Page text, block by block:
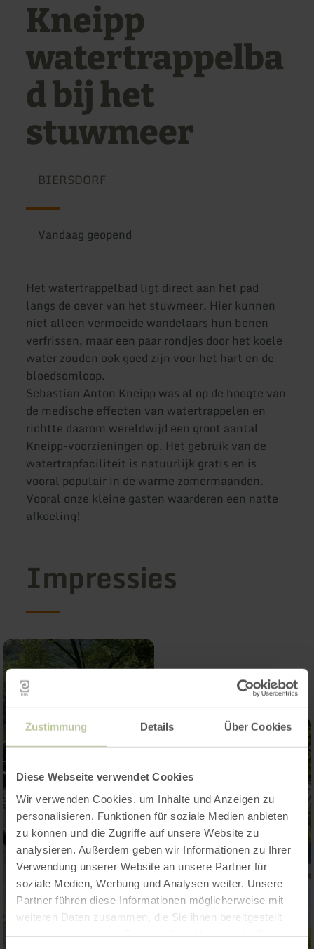
Zustimmung Details Über Cookies
Diese Webseite verwendet Cookies
Wir verwenden Cookies, um Inhalte und Anzeigen zu
personalisieren, Funktionen für soziale Medien anbieten
zu können und die Zugriffe auf unsere Website zu
analysieren. Außerdem geben wir Informationen zu Ihrer
Verwendung unserer Website an unsere Partner für
soziale Medien, Werbung und Analysen weiter. Unsere
Partner führen diese Informationen möglicherweise mit
weiteren Daten zusammen, die Sie ihnen bereitgestellt
Kneipp
watertrappelba
d bij het
stuwmeer
BIERSDORF
Vandaag geopend
Het watertrappelbad ligt direct aan het pad
langs de oever van het stuwmeer. Hier kunnen
niet alleen vermoeide wandelaars hun benen
verfrissen, maar een paar rondjes door het koele
water zouden ook goed zijn voor het hart en de
bloedsomloop.
Sebastian Anton Kneipp was al op de hoogte van
de medische effecten van watertrappelen en
richtte daarom wereldwijd een groot aantal
Kneipp-voorzieningen op. Het gebruik van de
watertrapfaciliteit is natuurlijk gratis en is
vooral populair in de warme zomermaanden.
Vooral onze kleine gasten waarderen een natte
afkoeling!
Impressies